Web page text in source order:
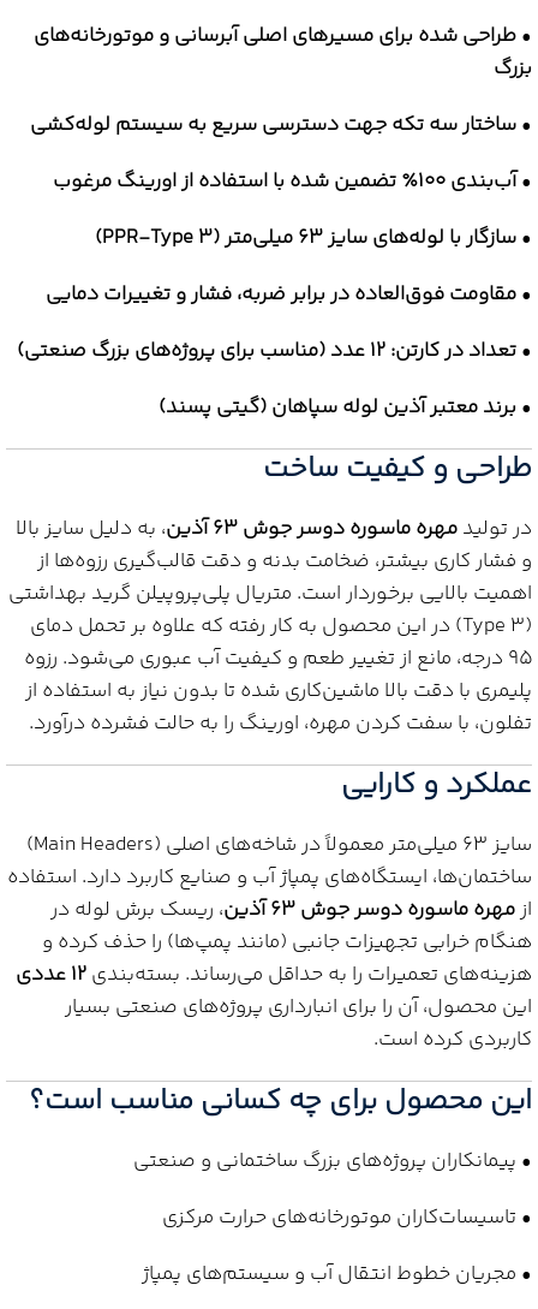
•طراحی شده برای مسیرهای اصلی آبرسانی و موتورخانه‌های
بزرگ
•ساختار سه تکه جهت دسترسی سریع به سیستم لوله‌کشی
•آب‌بندی ۱۰۰٪ تضمین شده با استفاده از اورینگ مرغوب
•سازگار با لوله‌های سایز 63 میلی‌متر (PPR-Type 3)
•مقاومت فوق‌العاده در برابر ضربه، فشار و تغییرات دمایی
•تعداد در کارتن: 12 عدد (مناسب برای پروژه‌های بزرگ صنعتی)
• برند معتبر آذین لوله سپاهان (گیتی پسند)
طراحی و کیفیت ساخت
در تولیدمهره ماسوره دوسر جوش 63 آذین
، به دلیل سایز بالا
و فشار کاری بیشتر، ضخامت بدنه و دقت قالب‌گیری رزوه‌ها از
اهمیت بالایی برخوردار است. متریال پلی‌پروپیلن گرید بهداشتی
(Type 3) در این محصول به کار رفته که علاوه بر تحمل دمای
95 درجه، مانع از تغییر طعم و کیفیت آب عبوری می‌شود. رزوه
پلیمری با دقت بالا ماشین‌کاری شده تا بدون نیاز به استفاده از
تفلون، با سفت کردن مهره، اورینگ را به حالت فشرده درآورد.
عملکرد و کارایی
سایز 63 میلی‌متر معمولاً در شاخه‌های اصلی (Main Headers)
ساختمان‌ها، ایستگاه‌های پمپاژ آب و صنایع کاربرد دارد. استفاده
ازمهره ماسوره دوسر جوش 63 آذین
، ریسک برش لوله در
هنگام خرابی تجهیزات جانبی (مانند پمپ‌ها) را حذف کرده و
هزینه‌های تعمیرات را به حداقل می‌رساند. بسته‌بندی12 عددی
این محصول، آن را برای انبارداری پروژه‌های صنعتی بسیار
کاربردی کرده است.
این محصول برای چه کسانی مناسب است؟
• پیمانکاران پروژه‌های بزرگ ساختمانی و صنعتی
• تاسیسات‌کاران موتورخانه‌های حرارت مرکزی
• مجریان خطوط انتقال آب و سیستم‌های پمپاژ